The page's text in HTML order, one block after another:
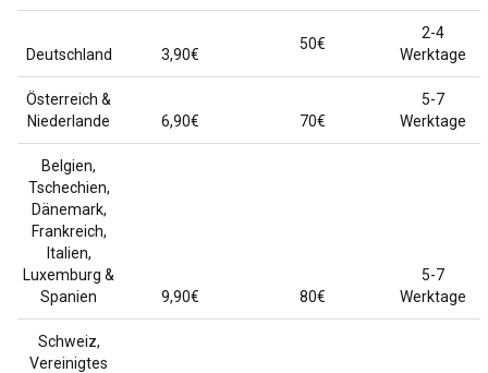
Deutschland 3,90€
50€
2-4
Werktage
Österreich &
Niederlande
6,90€ 70€
5-7
Werktage
Belgien,
Tschechien,
Dänemark,
Frankreich,
Italien,
Luxemburg &
Spanien
9,90€ 80€
5-7
Werktage
Schweiz,
Vereinigtes